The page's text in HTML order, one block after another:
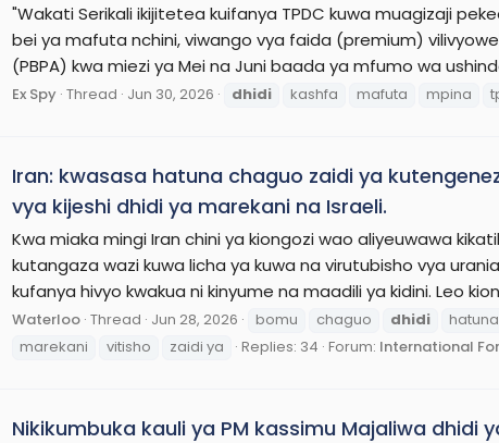
"Wakati Serikali ikijitetea kuifanya TPDC kuwa muagizaji
bei ya mafuta nchini, viwango vya faida (premium)
(PBPA) kwa miezi ya Mei na Juni baada ya mfumo wa
Ex Spy Thread Jun 30, 2026 dhidi kashfa mafuta mpina
Iran: kwasasa hatuna chaguo zaidi ya
vya kijeshi dhidi ya marekani na Israeli.
Kwa miaka mingi Iran chini ya kiongozi wao aliyeuwawa
kutangaza wazi kuwa licha ya kuwa na virutubisho vya
kufanya hivyo kwakua ni kinyume na maadili ya kidini. Leo
Waterloo Thread Jun 28, 2026 bomu chaguo dhidi hatuna
marekani
vitisho zaidi ya Replies: 34 Forum: International
Nikikumbuka kauli ya PM kassimu Majaliwa